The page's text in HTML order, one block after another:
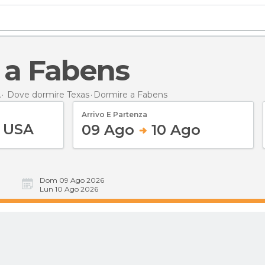
a Fabens
Dove dormire Texas Dormire a Fabens
Arrivo E Partenza
09 Ago 10 Ago
Dom 09 Ago 2026
Lun 10 Ago 2026